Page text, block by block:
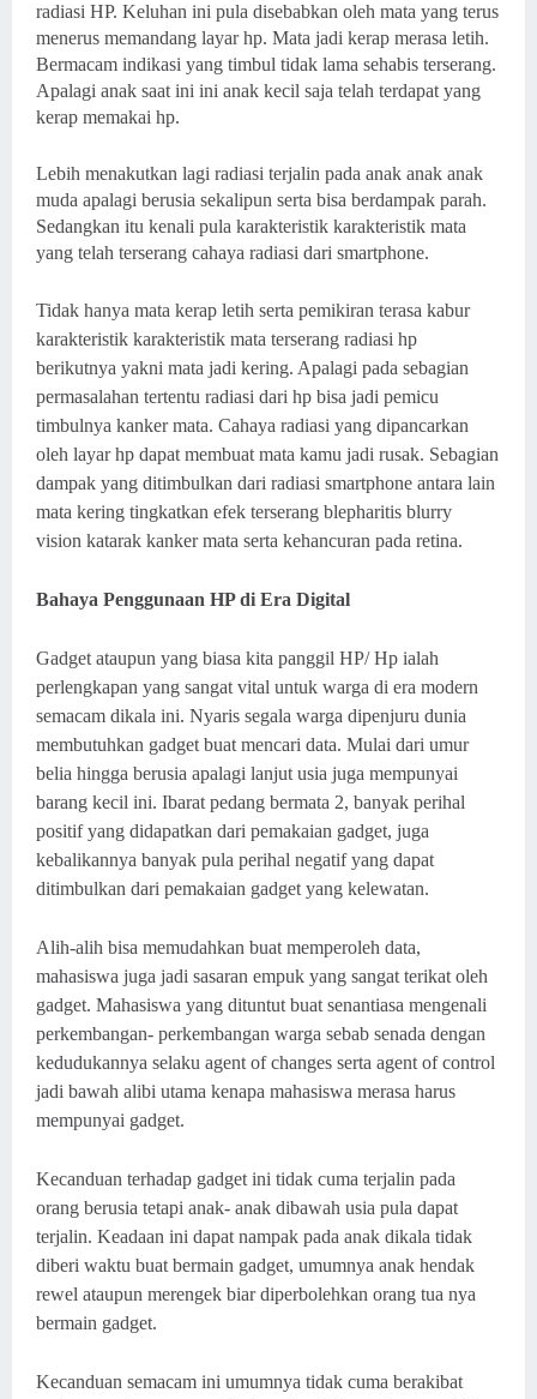
radiasi HP. Keluhan ini pula disebabkan oleh mata yang terus
menerus memandang layar hp. Mata jadi kerap merasa letih.
Bermacam indikasi yang timbul tidak lama sehabis terserang.
Apalagi anak saat ini ini anak kecil saja telah terdapat yang
kerap memakai hp.
Lebih menakutkan lagi radiasi terjalin pada anak anak anak
muda apalagi berusia sekalipun serta bisa berdampak parah.
Sedangkan itu kenali pula karakteristik karakteristik mata
yang telah terserang cahaya radiasi dari smartphone.
Tidak hanya mata kerap letih serta pemikiran terasa kabur
karakteristik karakteristik mata terserang radiasi hp
berikutnya yakni mata jadi kering. Apalagi pada sebagian
permasalahan tertentu radiasi dari hp bisa jadi pemicu
timbulnya kanker mata. Cahaya radiasi yang dipancarkan
oleh layar hp dapat membuat mata kamu jadi rusak. Sebagian
dampak yang ditimbulkan dari radiasi smartphone antara lain
mata kering tingkatkan efek terserang blepharitis blurry
vision katarak kanker mata serta kehancuran pada retina.
Bahaya Penggunaan HP di Era Digital
Gadget ataupun yang biasa kita panggil HP/ Hp ialah
perlengkapan yang sangat vital untuk warga di era modern
semacam dikala ini. Nyaris segala warga dipenjuru dunia
membutuhkan gadget buat mencari data. Mulai dari umur
belia hingga berusia apalagi lanjut usia juga mempunyai
barang kecil ini. Ibarat pedang bermata 2, banyak perihal
positif yang didapatkan dari pemakaian gadget, juga
kebalikannya banyak pula perihal negatif yang dapat
ditimbulkan dari pemakaian gadget yang kelewatan.
Alih-alih bisa memudahkan buat memperoleh data,
mahasiswa juga jadi sasaran empuk yang sangat terikat oleh
gadget. Mahasiswa yang dituntut buat senantiasa mengenali
perkembangan- perkembangan warga sebab senada dengan
kedudukannya selaku agent of changes serta agent of control
jadi bawah alibi utama kenapa mahasiswa merasa harus
mempunyai gadget.
Kecanduan terhadap gadget ini tidak cuma terjalin pada
orang berusia tetapi anak- anak dibawah usia pula dapat
terjalin. Keadaan ini dapat nampak pada anak dikala tidak
diberi waktu buat bermain gadget, umumnya anak hendak
rewel ataupun merengek biar diperbolehkan orang tua nya
bermain gadget.
Kecanduan semacam ini umumnya tidak cuma berakibat